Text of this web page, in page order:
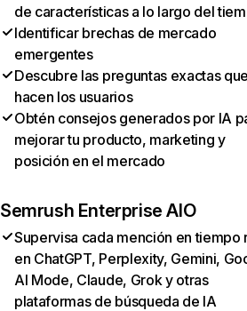
de características a lo largo del
Identificar brechas de mercado
emergentes
Descubre las preguntas exactas
hacen los usuarios
Obtén consejos generados por IA
mejorar tu producto, marketing y
posición en el mercado
Semrush Enterprise AIO
Supervisa cada mención en tiempo
en ChatGPT, Perplexity, Gemini,
AI Mode, Claude, Grok y otras
plataformas de búsqueda de IA